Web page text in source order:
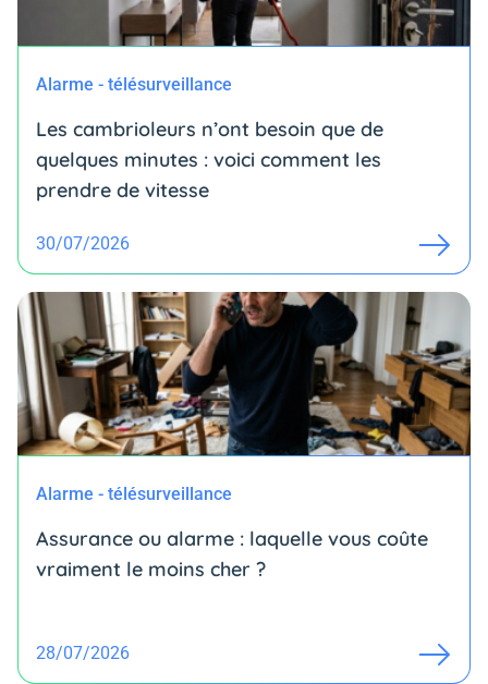
Alarme - télésurveillance
Les cambrioleurs n’ont besoin que de
quelques minutes : voici comment les
prendre de vitesse
30/07/2026
Alarme - télésurveillance
Assurance ou alarme : laquelle vous coûte
vraiment le moins cher ?
28/07/2026